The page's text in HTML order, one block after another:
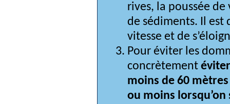
rives, la poussée
de sédiments. Il est
vitesse et de
Pour éviter les
concrètement
moins de 60
ou moins